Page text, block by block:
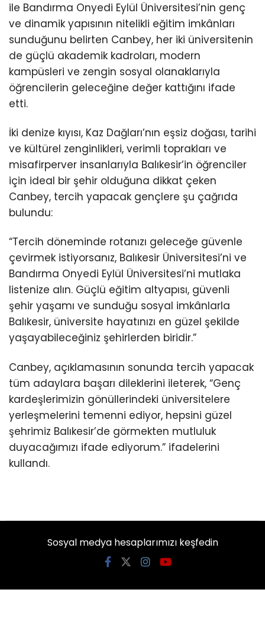
ile Bandırma Onyedi Eylül Üniversitesi’nin genç
ve dinamik yapısının nitelikli eğitim imkânları
sunduğunu belirten Canbey, her iki üniversitenin
de güçlü akademik kadroları, modern
kampüsleri ve zengin sosyal olanaklarıyla
öğrencilerin geleceğine değer kattığını ifade
etti.
İki denize kıyısı, Kaz Dağları’nın eşsiz doğası, tarihi
ve kültürel zenginlikleri, verimli toprakları ve
misafirperver insanlarıyla Balıkesir’in öğrenciler
için ideal bir şehir olduğuna dikkat çeken
Canbey, tercih yapacak gençlere şu çağrıda
bulundu:
“Tercih döneminde rotanızı geleceğe güvenle
çevirmek istiyorsanız, Balıkesir Üniversitesi’ni ve
Bandırma Onyedi Eylül Üniversitesi’ni mutlaka
listenize alın. Güçlü eğitim altyapısı, güvenli
şehir yaşamı ve sunduğu sosyal imkânlarla
Balıkesir, üniversite hayatınızı en güzel şekilde
yaşayabileceğiniz şehirlerden biridir.”
Canbey, açıklamasının sonunda tercih yapacak
tüm adaylara başarı dileklerini ileterek, “Genç
kardeşlerimizin gönüllerindeki üniversitelere
yerleşmelerini temenni ediyor, hepsini güzel
şehrimiz Balıkesir’de görmekten mutluluk
duyacağımızı ifade ediyorum.” ifadelerini
kullandı.
Sosyal medya hesaplarımızı keşfedin